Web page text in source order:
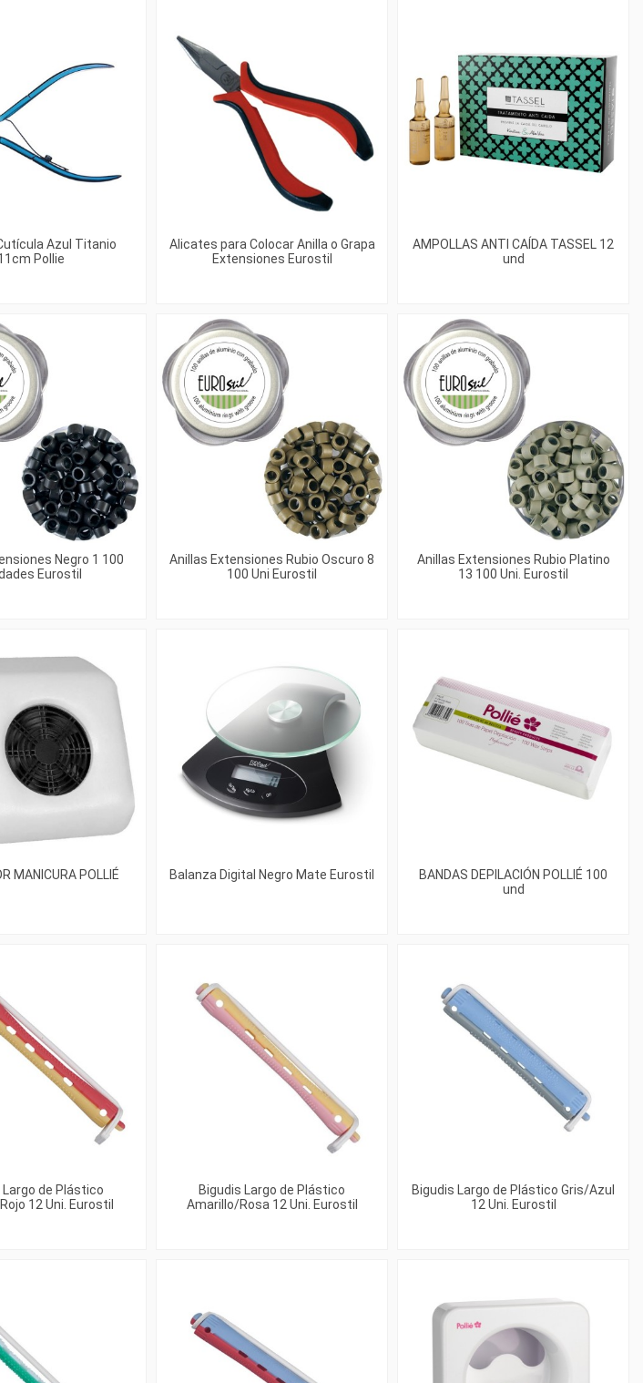
Azul Titanio
Pollie
Alicates para Colocar Anilla o Grapa
Extensiones Eurostil
AMPOLLAS ANTI CAÍDA TASSEL 12
und
Negro 1 100
Eurostil
Anillas Extensiones Rubio Oscuro 8
100 Uni Eurostil
Anillas Extensiones Rubio Platino
13 100 Uni. Eurostil
MANICURA POLLIÉ Balanza Digital Negro Mate Eurostil
BANDAS DEPILACIÓN POLLIÉ 100
und
Largo de Plástico
12 Uni. Eurostil
Bigudis Largo de Plástico
Amarillo/Rosa 12 Uni. Eurostil
Bigudis Largo de Plástico Gris/Azul
12 Uni. Eurostil